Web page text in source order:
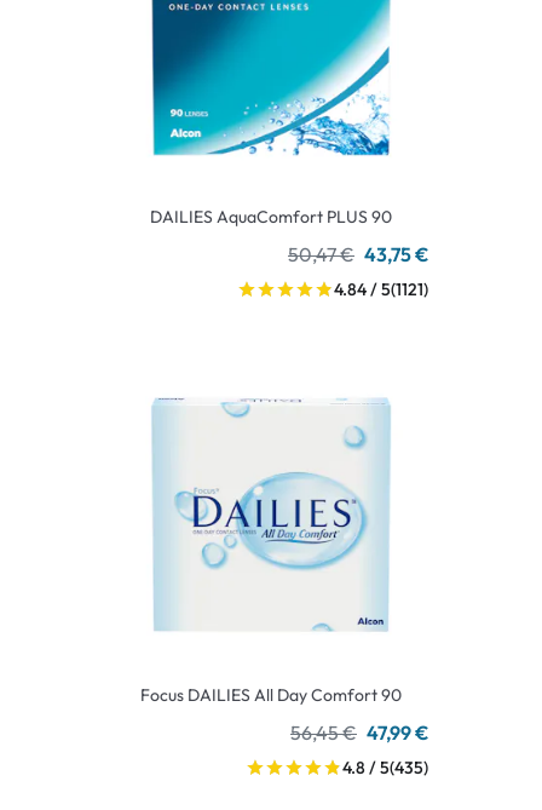
DAILIES AquaComfort PLUS 90
50,47 € 43,75 €
4.84 / 5(1121)
Focus DAILIES All Day Comfort 90
56,45 € 47,99 €
4.8 / 5(435)